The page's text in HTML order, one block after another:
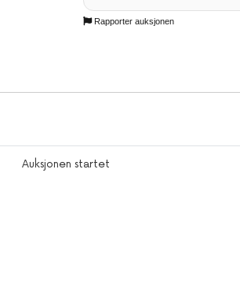
Rapporter auksjonen
Auksjonen startet